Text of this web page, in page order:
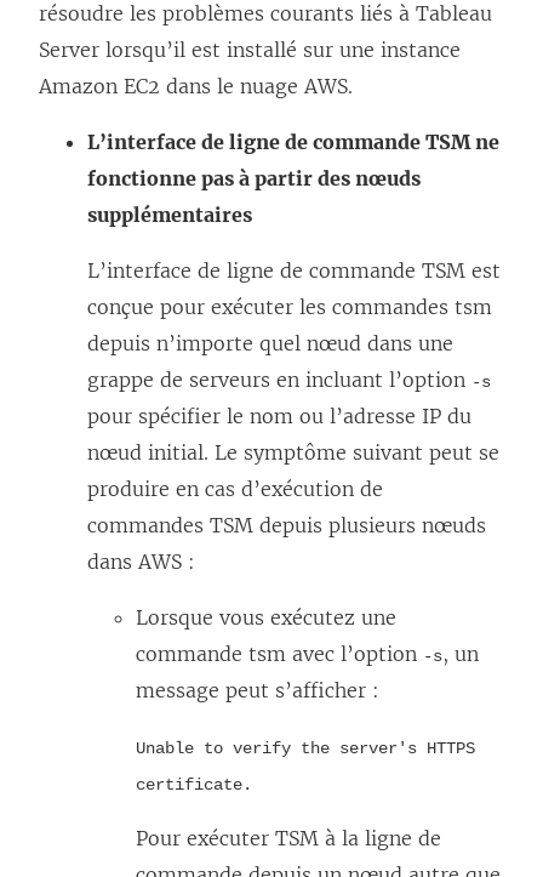
u
n
e
e
l
l
e
f
e
n
ê
t
e
)
o
u
v
n
s
u
n
e
n
o
u
f
ê
s
’
o
v
d
a
n
s
u
n
e
n
l
e
résoudre les problèmes courants liés à Tableau
Server lorsqu’il est installé sur une instance
Amazon EC2 dans le nuage AWS.
L’interface de ligne de commande TSM ne
fonctionne pas à partir des nœuds
supplémentaires
L’interface de ligne de commande TSM est
conçue pour exécuter les commandes tsm
depuis n’importe quel nœud dans une
grappe de serveurs en incluant l’option -s
pour spécifier le nom ou l’adresse IP du
nœud initial. Le symptôme suivant peut se
produire en cas d’exécution de
commandes TSM depuis plusieurs nœuds
dans AWS :
Lorsque vous exécutez une
commande tsm avec l’option -s, un
message peut s’afficher :
Unable to verify the server's HTTPS
certificate.
Pour exécuter TSM à la ligne de